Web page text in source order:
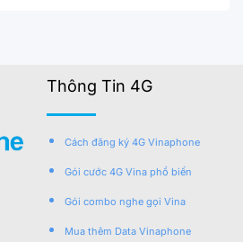
Thông Tin 4G
Cách đăng ký 4G Vinaphone
Gói cước 4G Vina phổ biến
Gói combo nghe gọi Vina
Mua thêm Data Vinaphone